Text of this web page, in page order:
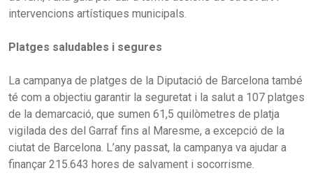
intervencions artístiques municipals.
Platges saludables i segures
La campanya de platges de la Diputació de Barcelona també
té com a objectiu garantir la seguretat i la salut a 107 platges
de la demarcació, que sumen 61,5 quilòmetres de platja
vigilada des del Garraf fins al Maresme, a excepció de la
ciutat de Barcelona. L’any passat, la campanya va ajudar a
finançar 215.643 hores de salvament i socorrisme.